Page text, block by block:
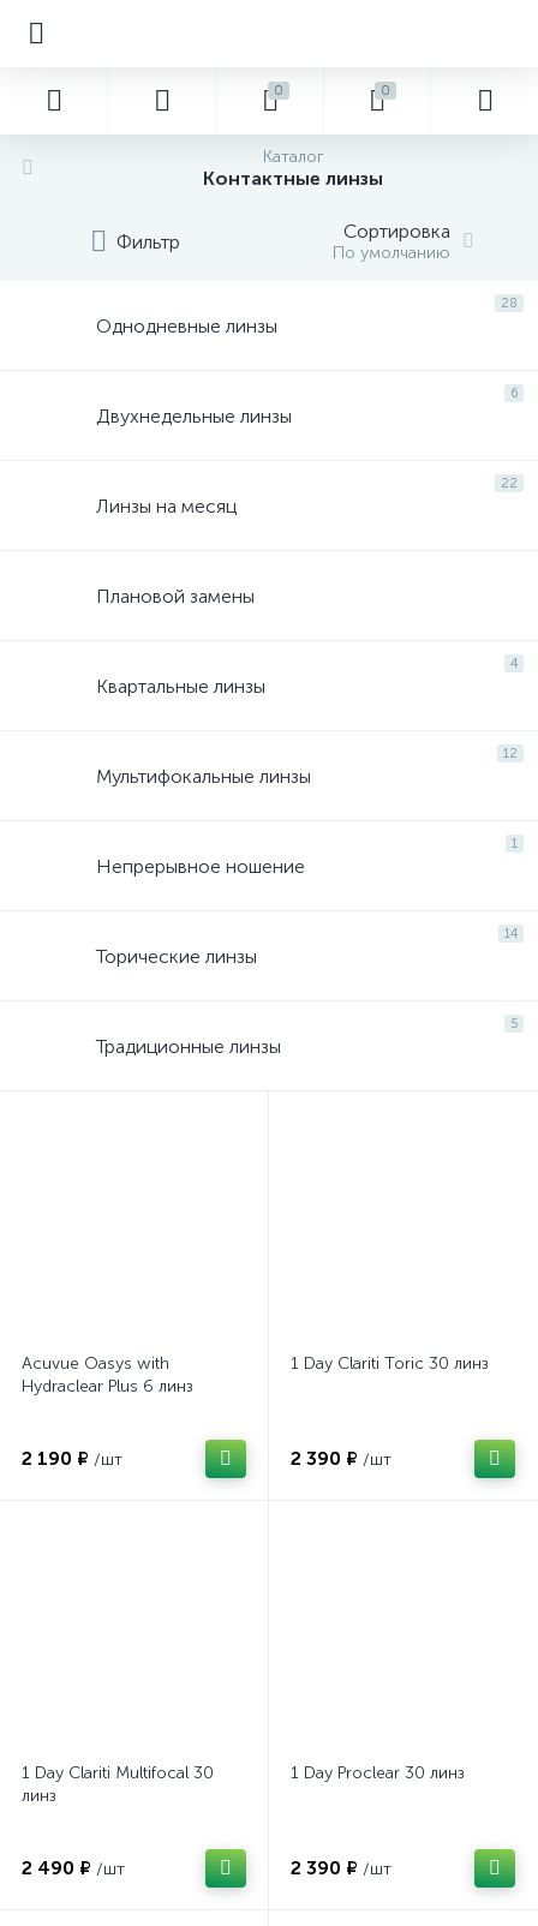
0 0
Каталог
Контактные линзы
Фильтр Сортировка
По умолчанию
28
Однодневные линзы
6
Двухнедельные линзы
22
Линзы на месяц
Плановой замены
4
Квартальные линзы
12
Мультифокальные линзы
1
Непрерывное ношение
14
Торические линзы
5
Традиционные линзы
Acuvue Oasys with
Hydraclear Plus 6 линз
2 190 ₽ /шт
1 Day Clariti Toric 30 линз
2 390 ₽ /шт
1 Day Clariti Multifocal 30
линз
2 490 ₽ /шт
1 Day Proclear 30 линз
2 390 ₽ /шт